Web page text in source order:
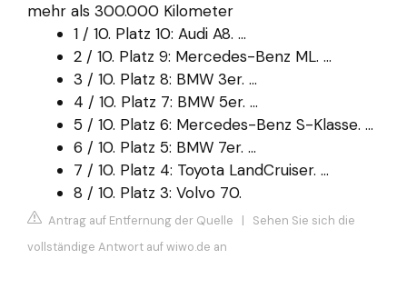
mehr als 300.000 Kilometer
1 / 10. Platz 10: Audi A8. ...
2 / 10. Platz 9: Mercedes-Benz ML. ...
3 / 10. Platz 8: BMW 3er. ...
4 / 10. Platz 7: BMW 5er. ...
5 / 10. Platz 6: Mercedes-Benz S-Klasse. ...
6 / 10. Platz 5: BMW 7er. ...
7 / 10. Platz 4: Toyota LandCruiser. ...
8 / 10. Platz 3: Volvo 70.
Antrag auf Entfernung der Quelle | Sehen Sie sich die
vollständige Antwort auf wiwo.de an